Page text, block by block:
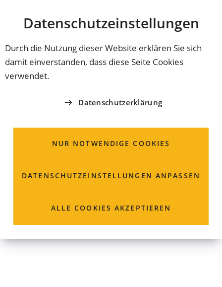
Datenschutz­einstellungen
Durch die Nutzung dieser Website erklären Sie sich
damit einverstanden, dass diese Seite Cookies
verwendet.
Datenschutzerklärung
NUR NOTWENDIGE COOKIES
DATENSCHUTZ­EINSTELLUNGEN ANPASSEN
ALLE COOKIES AKZEPTIEREN
INHALT ANSPRINGEN
Coburg
Markt 13
96476 Bad Rodach
Karte
(Öffnet
Tab)
neuen
Tab)